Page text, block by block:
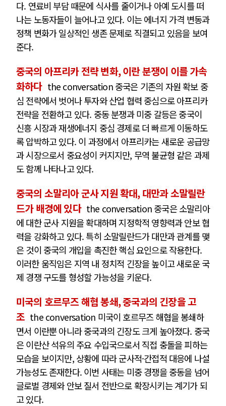
다. 연료비 부담 때문에 식사를 줄이거나 아예 도시를 떠
나는 노동자들이 늘어나고 있다. 이는 에너지 가격 변동과
정책 변화가 일상적인 생존 문제로 직결되고 있음을 보여
준다.
중국의 아프리카 전략 변화, 이란 분쟁이 이를 가속
화하다 the conversation 중국은 기존의 자원 확보 중
심 전략에서 벗어나 투자와 산업 협력 중심으로 아프리카
전략을 전환하고 있다. 중동 분쟁과 미중 갈등은 중국이
신흥 시장과 재생에너지 중심 경제로 더 빠르게 이동하도
록 압박하고 있다. 이 과정에서 아프리카는 새로운 공급망
과 시장으로서 중요성이 커지지만, 무역 불균형 같은 과제
도 함께 나타나고 있다.
중국의 소말리아 군사 지원 확대, 대만과 소말릴란
드가 배경에 있다 the conversation 중국은 소말리아
에 대한 군사 지원을 확대하며 지정학적 영향력과 안보 협
력을 강화하고 있다. 특히 소말릴란드가 대만과 관계를 맺
은 것이 중국의 개입을 촉진한 핵심 요인으로 작용한다.
이러한 움직임은 지역 내 정치적 긴장을 높이고 새로운 국
제 경쟁 구도를 형성할 가능성을 키운다.
미국의 호르무즈 해협 봉쇄, 중국과의 긴장을 고
조 the conversation 미국이 호르무즈 해협을 봉쇄하
면서 이란뿐 아니라 중국과의 긴장도 크게 높아졌다. 중국
은 이란산 석유의 주요 수입국으로서 직접 충돌을 피하는
모습을 보이지만, 상황에 따라 군사적·간접적 대응에 나설
가능성도 존재한다. 이번 사태는 미중 경쟁을 중동을 넘어
글로벌 경제와 안보 질서 전반으로 확장시키는 계기가 되
고 있다.